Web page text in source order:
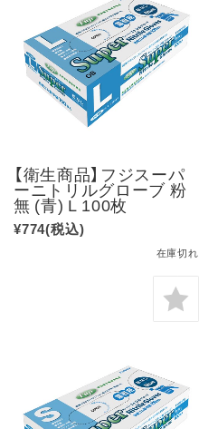
【衛生商品】フジスーパ
ーニトリルグローブ 粉
無 (青) L 100枚
¥774(税込)
在庫切れ